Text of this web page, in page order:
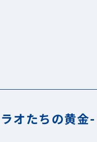
オたちの黄